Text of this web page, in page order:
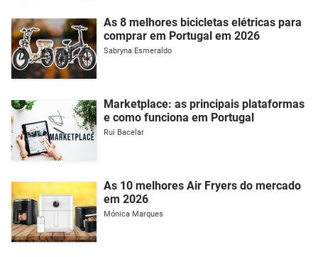
As 8 melhores bicicletas elétricas para
comprar em Portugal em 2026
Sabryna Esmeraldo
Marketplace: as principais plataformas
e como funciona em Portugal
Rui Bacelar
As 10 melhores Air Fryers do mercado
em 2026
Mónica Marques